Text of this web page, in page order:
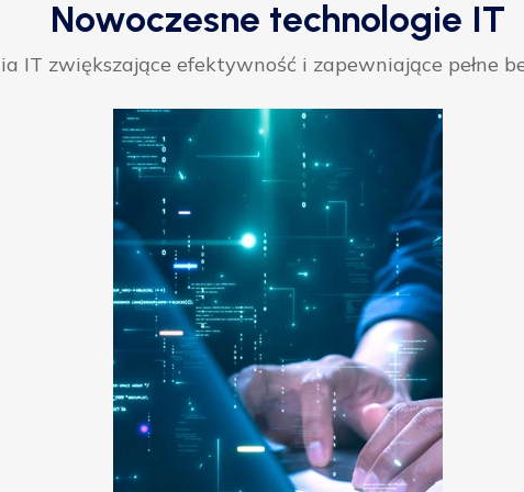
Nowoczesne technologie IT
IT zwiększające efektywność i zapewniające pełne